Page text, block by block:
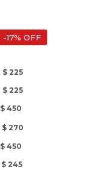
17
$ 225
$ 225
$ 450
$ 270
$ 450
$ 245